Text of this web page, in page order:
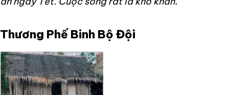
Thương Phế Binh Bộ Đội